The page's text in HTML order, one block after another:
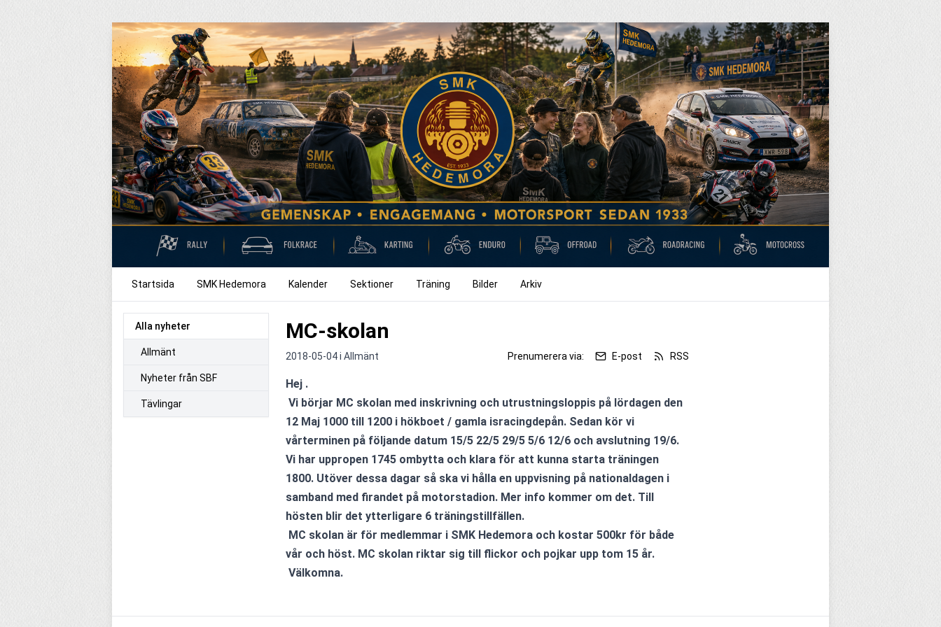
Startsida SMK Hedemora Kalender Sektioner Träning Bilder Arkiv
Alla nyheter
Allmänt
Nyheter från SBF
Tävlingar
MC-skolan
2018-05-04 i Allmänt Prenumerera via: E-post RSS
Hej .
12 Maj 1000 till 1200 i hökboet / gamla isracingdepån. Sedan kör vi
vårterminen på följande datum 15/5 22/5 29/5 5/6 12/6 och avslutning 19/6.
Vi har uppropen 1745 ombytta och klara för att kunna starta träningen
1800. Utöver dessa dagar så ska vi hålla en uppvisning på nationaldagen i
samband med firandet på motorstadion. Mer info kommer om det. Till
hösten blir det ytterligare 6 träningstillfällen.
vår och höst. MC skolan riktar sig till flickor och pojkar upp tom 15 år.
Välkomna.